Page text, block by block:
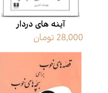
آینه های دردار
28,000 تومان